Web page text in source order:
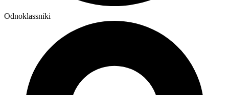
Odnoklassniki